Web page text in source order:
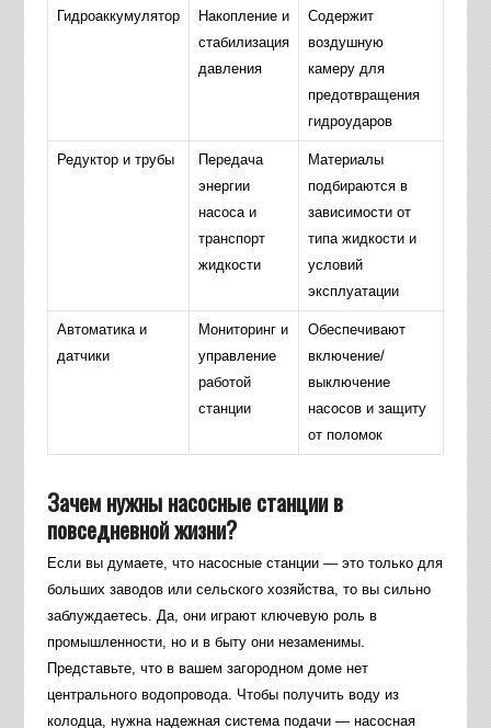
Гидроаккумулятор
Накопление и
стабилизация
давления
Содержит
воздушную
камеру для
предотвращения
гидроударов
Редуктор и трубы
Передача
энергии
насоса и
транспорт
жидкости
Материалы
подбираются в
зависимости от
типа жидкости и
условий
эксплуатации
Автоматика и
датчики
Мониторинг и
управление
работой
станции
Обеспечивают
включение/
выключение
насосов и защиту
от поломок
Зачем нужны насосные станции в
повседневной жизни?
Если вы думаете, что насосные станции — это только для
больших заводов или сельского хозяйства, то вы сильно
заблуждаетесь. Да, они играют ключевую роль в
промышленности, но и в быту они незаменимы.
Представьте, что в вашем загородном доме нет
центрального водопровода. Чтобы получить воду из
колодца, нужна надежная система подачи — насосная